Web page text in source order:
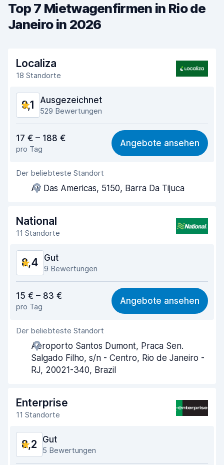
Top 7 Mietwagenfirmen in Rio de
Janeiro in 2026
Localiza
18 Standorte
9,1 Ausgezeichnet
529 Bewertungen
9,0
Einfach zu finden 9,2
Agenten-Hilfsbereitschaft
Schnelle Abholung
Schnelle Abgabe 9,1
Zustand des Fahrzeugs
17 € – 188 €
pro Tag
Angebote ansehen
Der beliebteste Standort
Av Das Americas, 5150, Barra Da Tijuca
National
11 Standorte
8,4 Gut
9 Bewertungen
8,3
Einfach zu finden 8,2
Agenten-Hilfsbereitschaft
Schnelle Abholung 8,0
Schnelle Abgabe
Sauberkeit des Fahrzeugs 8,8
Zustand des Fahrzeugs
15 € – 83 €
pro Tag
Angebote ansehen
Der beliebteste Standort
Aeroporto Santos Dumont, Praca Sen.
Salgado Filho, s/n - Centro, Rio de Janeiro -
RJ, 20021-340, Brazil
Enterprise
11 Standorte
8,2 Gut
5 Bewertungen